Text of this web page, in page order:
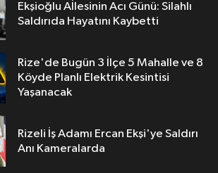
Ekşioğlu Aİlesinin Acı Günü: Silahlı
Saldırıda Hayatını Kaybetti
Rize'de Bugün 3 İlçe 5 Mahalle ve 8
Köyde Planlı Elektrik Kesintisi
Yaşanacak
Rizeli İş Adamı Ercan Ekşi'ye Saldırı
Anı Kameralarda